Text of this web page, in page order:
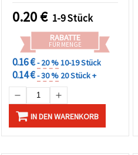
0.20€ 1-9 Stück
RABATTE
FÜR MENGE
0.16 €- 20 %10-19 Stück
0.14 €- 30 % 20 Stück +
IN DEN WARENKORB